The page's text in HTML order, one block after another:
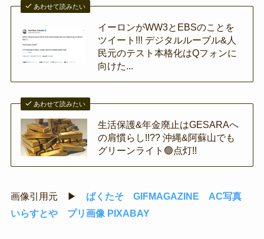
あわせて読みたい
イーロンがWW3とEBSのことを
ツイート!!! デジタルルーブル&人
民元のテスト本格化はQフォンに
向けた...
あわせて読みたい
生活保護&年金廃止はGESARAへ
の肩慣らし!!?? 沖縄&阿蘇山でも
グリーンライト🟢点灯!!
画像引用元 ▶ ぱくたそ GIFMAGAZINE
AC写真
いらすとや
プリ画像 PIXABAY